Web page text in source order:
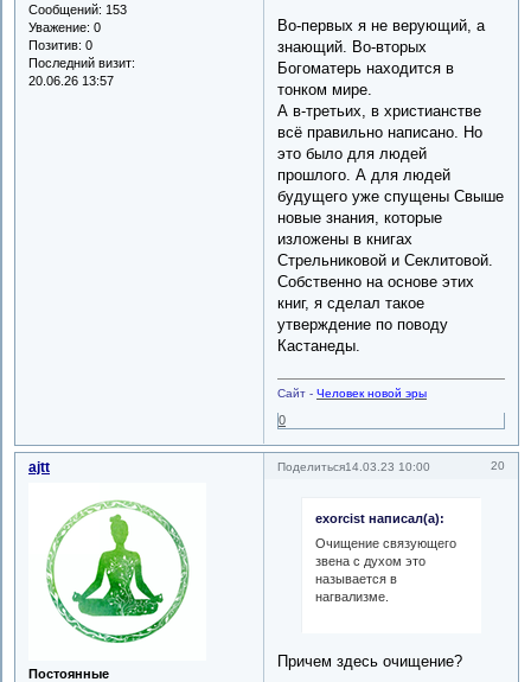
Сообщений: 153
Уважение: 0
Позитив: 0
Последний визит:
20.06.26 13:57
Во-первых я не верующий, а
знающий. Во-вторых
Богоматерь находится в
тонком мире.
А в-третьих, в христианстве
всё правильно написано. Но
это было для людей
прошлого. А для людей
будущего уже спущены Свыше
новые знания, которые
изложены в книгах
Стрельниковой и Секлитовой.
Собственно на основе этих
книг, я сделал такое
утверждение по поводу
Кастанеды.
Сайт -Человек новой эры
0
Поделиться 20
14.03.23 10:00
ajtt
Постоянные
exorcist написал(а):
Очищение связующего
звена с духом это
называется в
нагвализме.
Причем здесь очищение?